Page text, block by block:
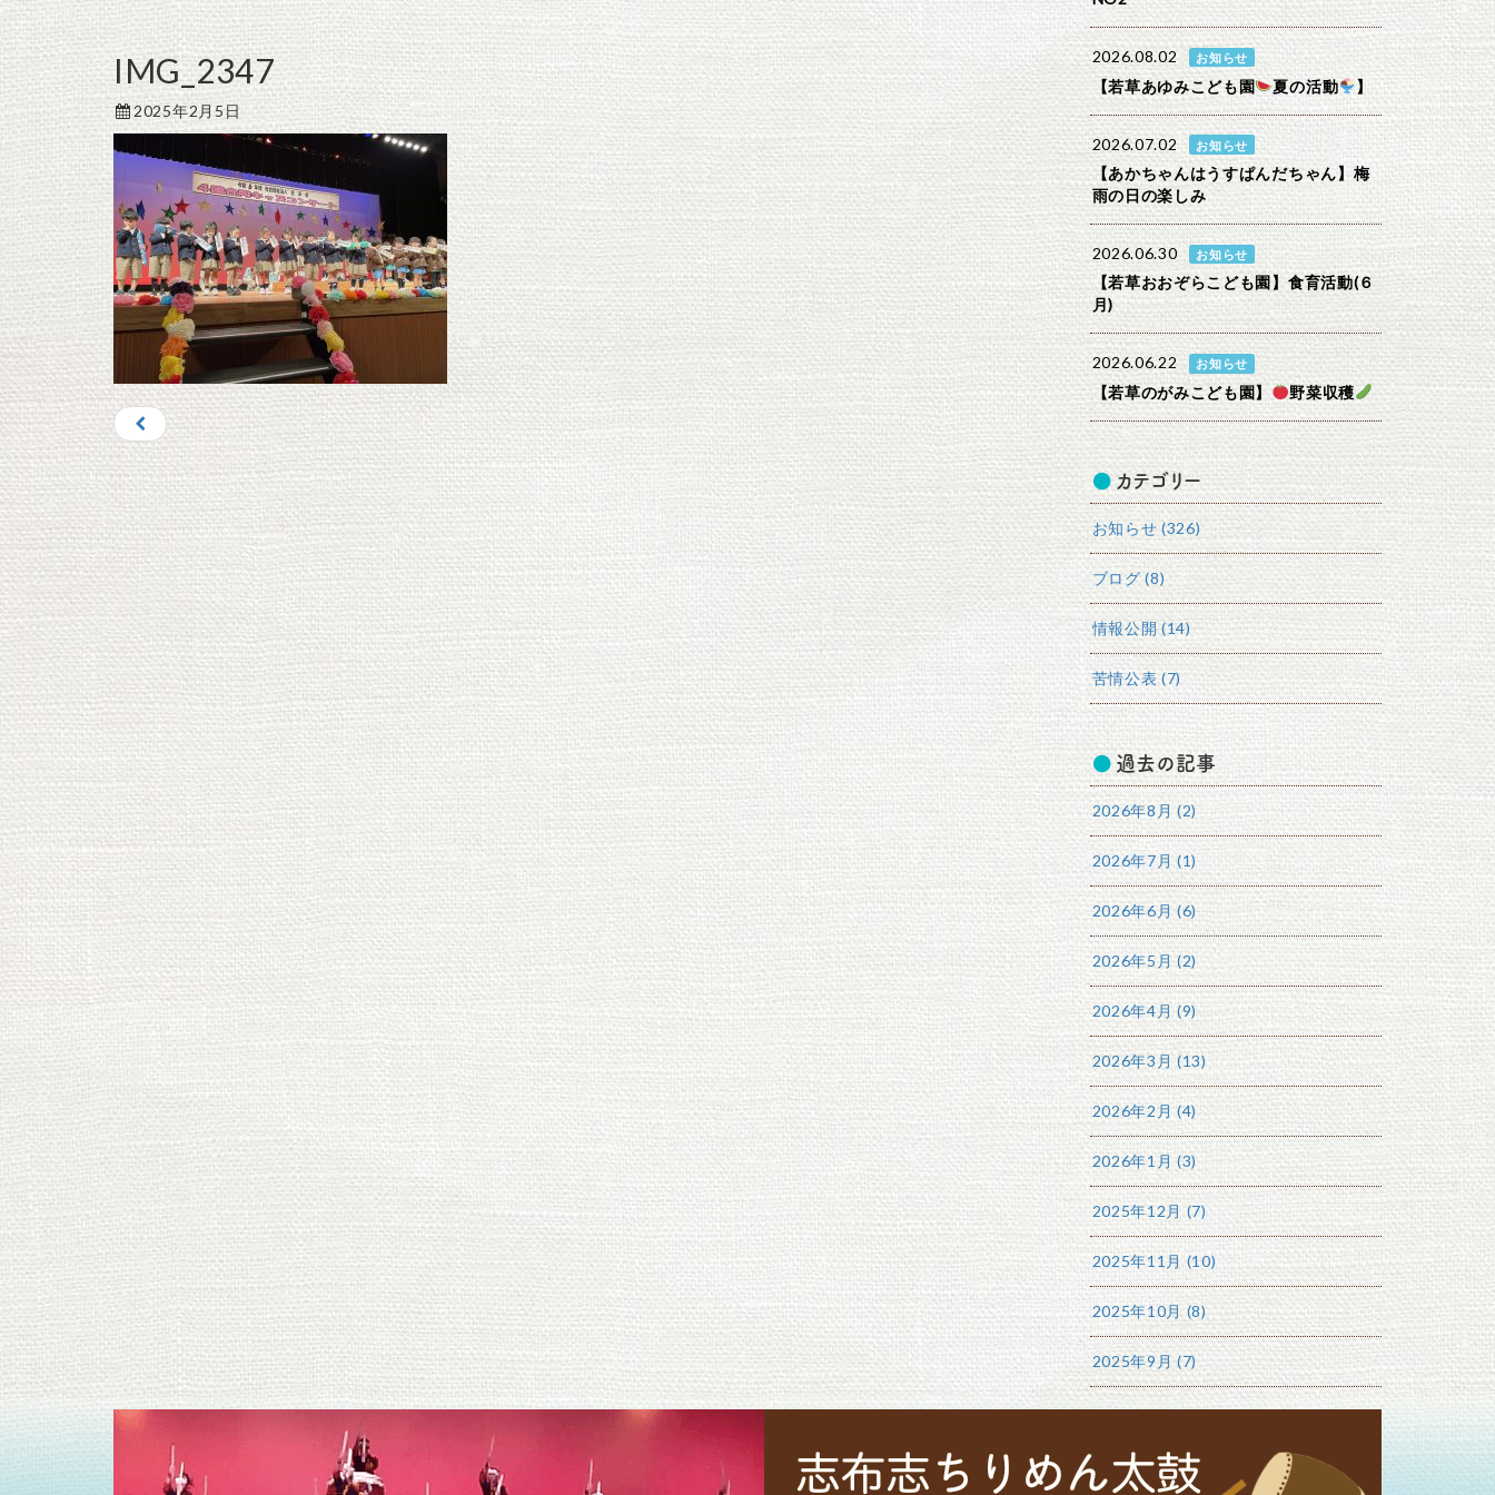
IMG_2347
2025年2月5日
2026.08.02 お知らせ
【若草あゆみこども園 夏の活動 】
2026.07.02 お知らせ
【あかちゃんはうすぱんだちゃん】梅
雨の日の楽しみ
2026.06.30 お知らせ
【若草おおぞらこども園】食育活動(６
月)
2026.06.22 お知らせ
【若草のがみこども園】 野菜収穫
カテゴリー
お知らせ (326)
ブログ (8)
情報公開 (14)
苦情公表 (7)
過去の記事
2026年8月 (2)
2026年7月 (1)
2026年6月 (6)
2026年5月 (2)
2026年4月 (9)
2026年3月 (13)
2026年2月 (4)
2026年1月 (3)
2025年12月 (7)
2025年11月 (10)
2025年10月 (8)
2025年9月 (7)